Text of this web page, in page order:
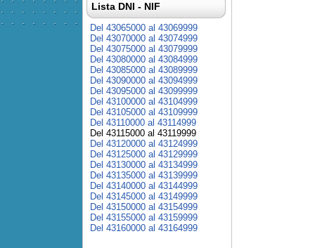
Lista DNI - NIF
Del 43065000 al 43069999
Del 43070000 al 43074999
Del 43075000 al 43079999
Del 43080000 al 43084999
Del 43085000 al 43089999
Del 43090000 al 43094999
Del 43095000 al 43099999
Del 43100000 al 43104999
Del 43105000 al 43109999
Del 43110000 al 43114999
Del 43115000 al 43119999
Del 43120000 al 43124999
Del 43125000 al 43129999
Del 43130000 al 43134999
Del 43135000 al 43139999
Del 43140000 al 43144999
Del 43145000 al 43149999
Del 43150000 al 43154999
Del 43155000 al 43159999
Del 43160000 al 43164999